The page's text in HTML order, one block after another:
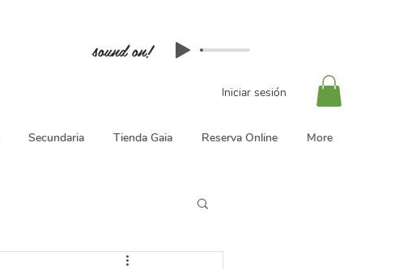
sound on!
Iniciar sesión
Secundaria Tienda Gaia Reserva Online More